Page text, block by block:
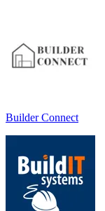
Builder Connect